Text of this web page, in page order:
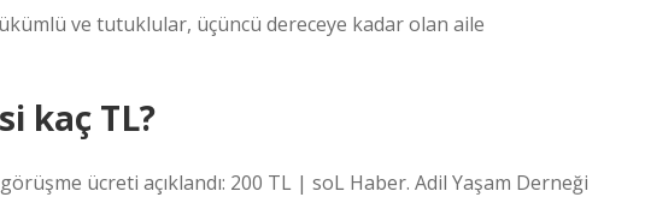
ve tutuklular, üçüncü dereceye kadar olan aile
kaç TL?
ücreti açıklandı: 200 TL | soL Haber. Adil Yaşam Derneği